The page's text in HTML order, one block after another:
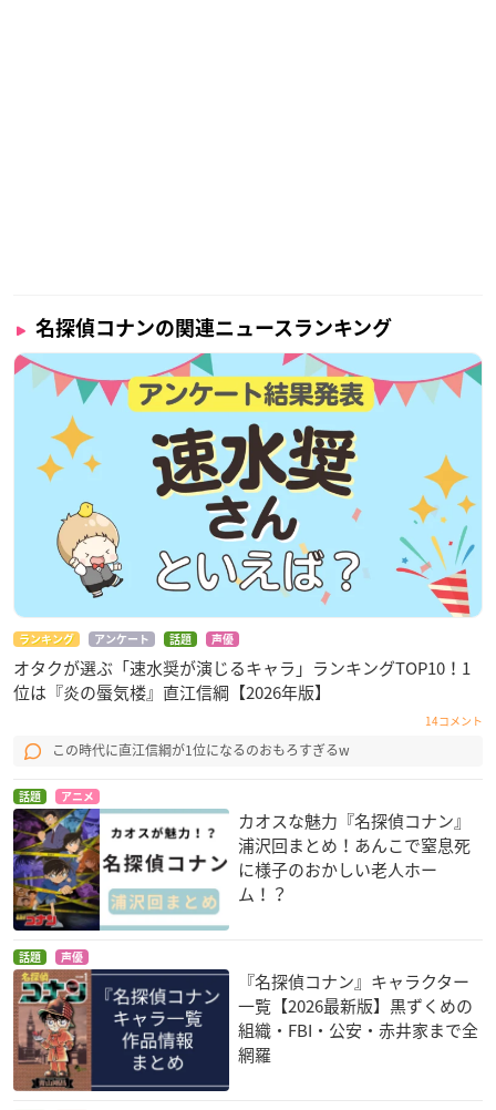
名探偵コナンの関連ニュースランキング
ランキング アンケート 話題 声優
オタクが選ぶ「速水奨が演じるキャラ」ランキングTOP10！1
位は『炎の蜃気楼』直江信綱【2026年版】
14コメント
この時代に直江信綱が1位になるのおもろすぎるw
話題 アニメ
カオスな魅力『名探偵コナン』
浦沢回まとめ！あんこで窒息死
に様子のおかしい老人ホー
ム！？
話題 声優
『名探偵コナン』キャラクター
一覧【2026最新版】黒ずくめの
組織・FBI・公安・赤井家まで全
網羅